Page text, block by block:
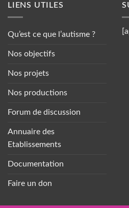
LIENS UTILES
Qu’est ce que l’autisme ?
Nos objectifs
Nos projets
Nos productions
Forum de discussion
Annuaire des
Etablissements
Documentation
Faire un don